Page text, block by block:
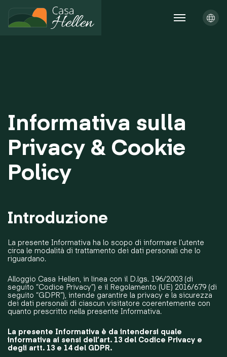
Informativa sulla
Privacy & Cookie
Policy
Introduzione
La presente Informativa ha lo scopo di informare l’utente
circa le modalità di trattamento dei dati personali che lo
riguardano.
Alloggio Casa Hellen, in linea con il D.lgs. 196/2003 (di
seguito “Codice Privacy”) e il Regolamento (UE) 2016/679 (di
seguito “GDPR”), intende garantire la privacy e la sicurezza
dei dati personali di ciascun visitatore coerentemente con
quanto prescritto nella presente Informativa.
La presente Informativa è da intendersi quale
informativa ai sensi dell’art. 13 del Codice Privacy e
degli artt. 13 e 14 del GDPR.